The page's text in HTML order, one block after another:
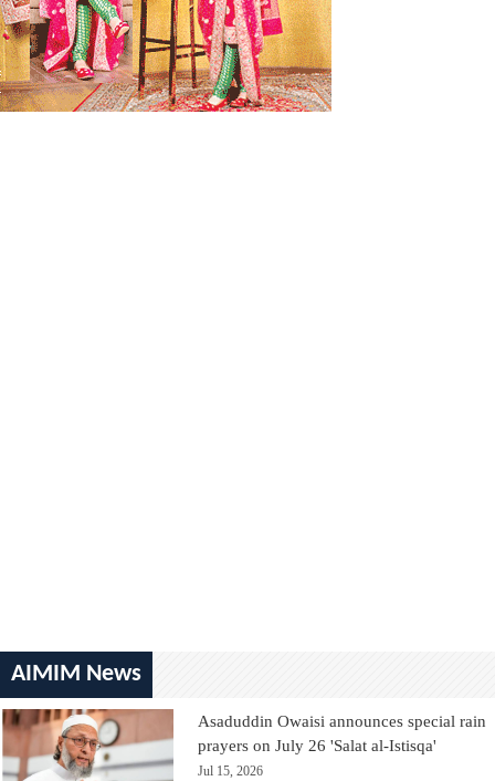
AIMIM News
Asaduddin Owaisi announces special rain
prayers on July 26 'Salat al-Istisqa'
Jul 15, 2026